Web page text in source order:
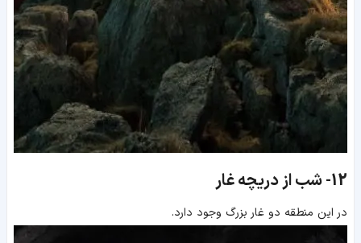
12- شب از دریچه غار
در این منطقه دو غار بزرگ وجود دارد.